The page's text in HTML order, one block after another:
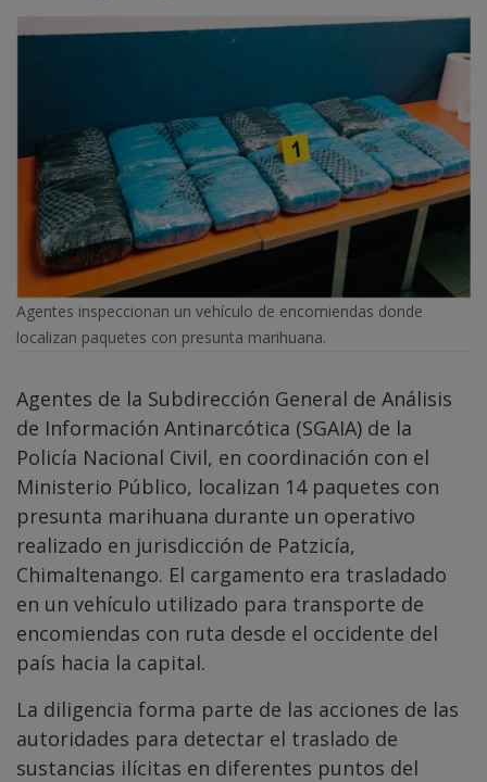
Agentes inspeccionan un vehículo de encomiendas donde
localizan paquetes con presunta marihuana.
Agentes de la Subdirección General de Análisis
de Información Antinarcótica (SGAIA) de la
Policía Nacional Civil, en coordinación con el
Ministerio Público, localizan 14 paquetes con
presunta marihuana durante un operativo
realizado en jurisdicción de Patzicía,
Chimaltenango. El cargamento era trasladado
en un vehículo utilizado para transporte de
encomiendas con ruta desde el occidente del
país hacia la capital.
La diligencia forma parte de las acciones de las
autoridades para detectar el traslado de
sustancias ilícitas en diferentes puntos del